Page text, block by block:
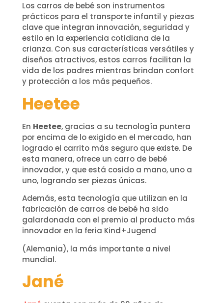
Los carros de bebé son instrumentos
prácticos para el transporte infantil y piezas
clave que integran innovación, seguridad y
estilo en la experiencia cotidiana de la
crianza. Con sus características versátiles y
diseños atractivos, estos carros facilitan la
vida de los padres mientras brindan confort
y protección a los más pequeños.
Heetee
En Heetee, gracias a su tecnología puntera
por encima de lo exigido en el mercado, han
logrado el carrito más seguro que existe. De
esta manera, ofrece un carro de bebé
innovador, y que está cosido a mano, uno a
uno, logrando ser piezas únicas.
Además, esta tecnología que utilizan en la
fabricación de carros de bebé ha sido
galardonada con el premio al producto más
innovador en la feria Kind+Jugend
(Alemania), la más importante a nivel
mundial.
Jané